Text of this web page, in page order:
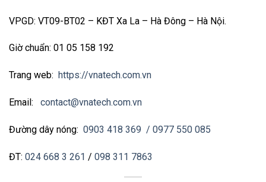
VPGD: VT09-BT02 – KĐT Xa La – Hà Đông – Hà Nội.
Giờ chuẩn: 01 05 158 192
Trang web: https://vnatech.com.vn
Email: contact@vnatech.com.vn
Đường dây nóng: 0903 418 369 / 0977 550 085
ĐT: 024 668 3 261 / 098 311 7863